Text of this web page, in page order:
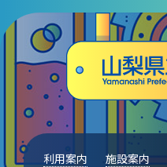
利用案内 施設案内